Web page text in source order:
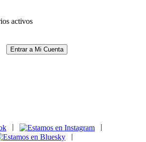
activos
Entrar a Mi Cuenta
|